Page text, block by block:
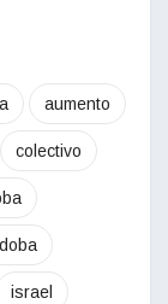
aumento
colectivo
israel